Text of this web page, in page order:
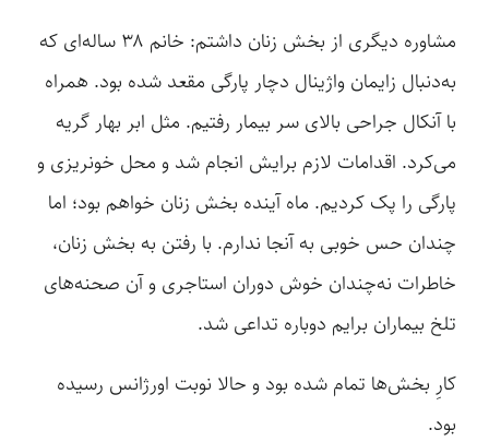
مشاوره دیگری از بخش زنان داشتم: خانم ۳۸ ساله‌ای که
به‌دنبال زایمان واژینال دچار پارگی مقعد شده بود. همراه
با آنکال جراحی بالای سر بیمار رفتیم. مثل ابر بهار گریه
می‌کرد. اقدامات لازم برایش انجام شد و محل خونریزی و
پارگی را پک کردیم. ماه آینده بخش زنان خواهم بود؛ اما
چندان حس خوبی به آنجا ندارم. با رفتن به بخش زنان،
خاطرات نه‌چندان خوش دوران استاجری و آن صحنه‌های
تلخ بیماران برایم دوباره تداعی شد.
کارِ بخش‌ها تمام شده بود و حالا نوبت اورژانس رسیده
بود.